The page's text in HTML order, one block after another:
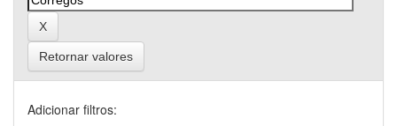
Retornar valores
Adicionar filtros: